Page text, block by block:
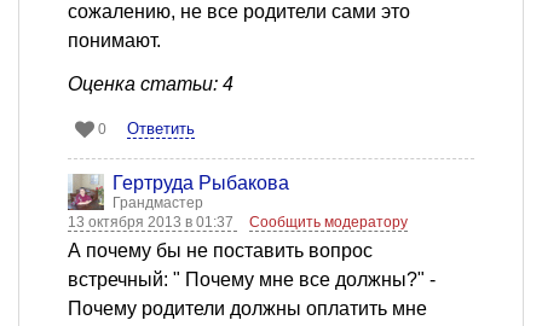
сожалению, не все родители сами это
понимают.
Оценка статьи: 4
0 Ответить
Гертруда Рыбакова
Грандмастер
13 октября 2013 в 01:37
Сообщить модератору
А почему бы не поставить вопрос
встречный: " Почему мне все должны?" -
Почему родители должны оплатить мне